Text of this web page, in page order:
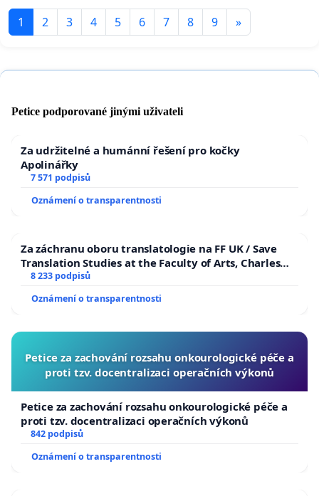
1 2 3 4 5 6 7 8 9 »
Petice podporované jinými uživateli
Za udržitelné a humánní řešení pro kočky
Apolinářky
7 571 podpisů
Oznámení o transparentnosti
Za záchranu oboru translatologie na FF UK / Save
Translation Studies at the Faculty of Arts, Charles
University
8 233 podpisů
Oznámení o transparentnosti
Petice za zachování rozsahu onkourologické péče a
proti tzv. docentralizaci operačních výkonů
Petice za zachování rozsahu onkourologické péče a
proti tzv. docentralizaci operačních výkonů
842 podpisů
Oznámení o transparentnosti